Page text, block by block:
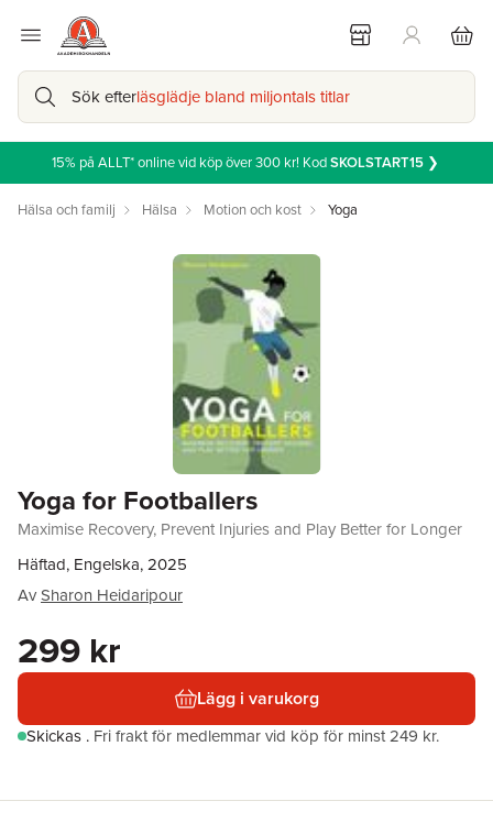
Sök efterläsglädje bland miljontals titlar
15% på ALLT* online vid köp över 300 kr! KodSKOLSTART15❯
Hälsa och familj Hälsa Motion och kost Yoga
Yoga for Footballers
Maximise Recovery, Prevent Injuries and Play Better for Longer
Häftad, Engelska, 2025
AvSharon Heidaripour
299 kr
Lägg i varukorg
Skickas . Fri frakt för medlemmar vid köp för minst 249 kr.